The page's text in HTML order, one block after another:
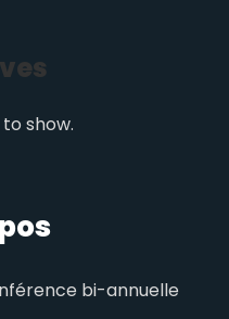
show.
bi-annuelle